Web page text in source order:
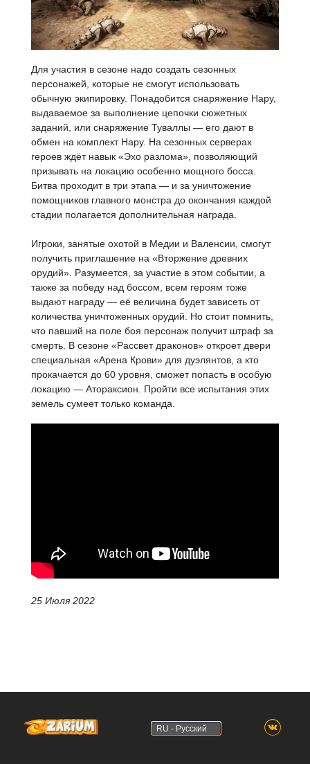
Для участия в сезоне надо создать сезонных
персонажей, которые не смогут использовать
обычную экипировку. Понадобится снаряжение Нару,
выдаваемое за выполнение цепочки сюжетных
заданий, или снаряжение Туваллы — его дают в
обмен на комплект Нару. На сезонных серверах
героев ждёт навык «Эхо разлома», позволяющий
призывать на локацию особенно мощного босса.
Битва проходит в три этапа — и за уничтожение
помощников главного монстра до окончания каждой
стадии полагается дополнительная награда.
Игроки, занятые охотой в Медии и Валенсии, смогут
получить приглашение на «Вторжение древних
орудий». Разумеется, за участие в этом событии, а
также за победу над боссом, всем героям тоже
выдают награду — её величина будет зависеть от
количества уничтоженных орудий. Но стоит помнить,
что павший на поле боя персонаж получит штраф за
смерть. В сезоне «Рассвет драконов» откроет двери
специальная «Арена Крови» для дуэлянтов, а кто
прокачается до 60 уровня, сможет попасть в особую
локацию — Атораксион. Пройти все испытания этих
земель сумеет только команда.
25 Июля 2022
RU - Русский